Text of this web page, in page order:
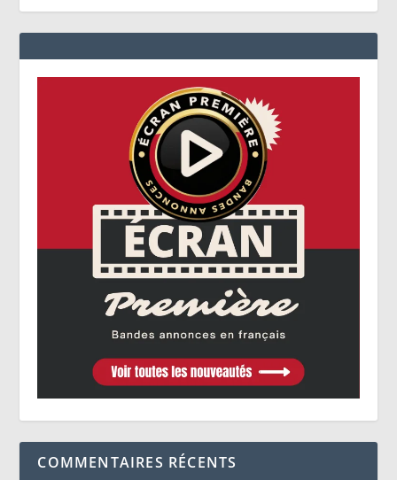
COMMENTAIRES RÉCENTS